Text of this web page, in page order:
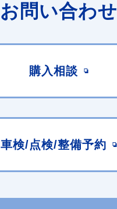
お問い合わせ
購入相談
車検/点検/整備予約